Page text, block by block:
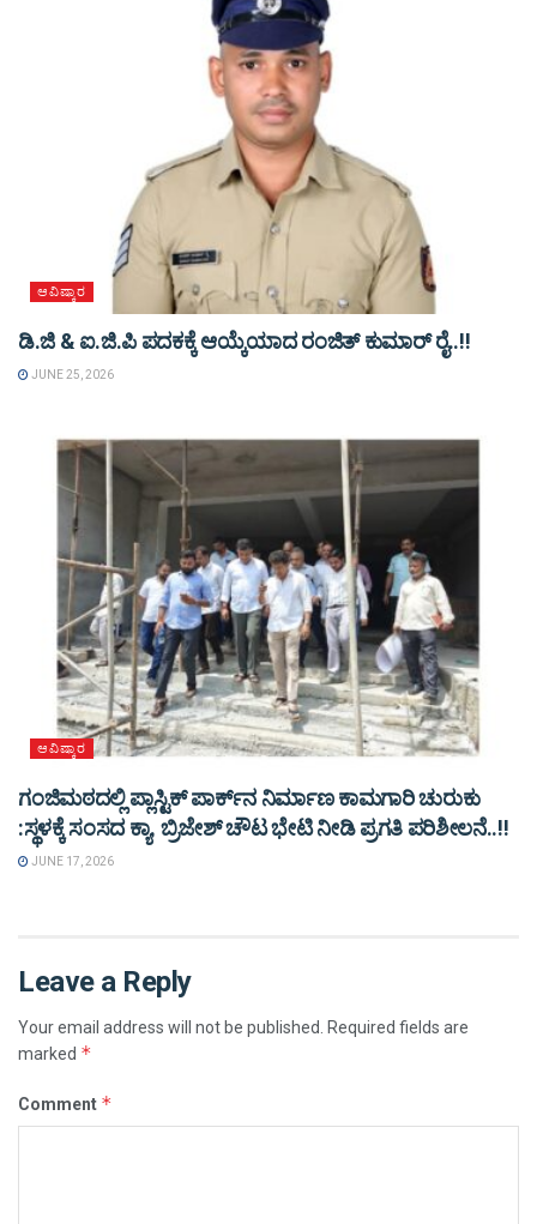
ಆವಿಷ್ಕಾರ
ಡಿ.ಜಿ & ಐ.ಜಿ.ಪಿ ಪದಕಕ್ಕೆ ಆಯ್ಕೆಯಾದ ರಂಜಿತ್ ಕುಮಾರ್ ರೈ..!!
JUNE 25, 2026
ಆವಿಷ್ಕಾರ
ಗಂಜಿಮಠದಲ್ಲಿ ಪ್ಲಾಸ್ಟಿಕ್‌ ಪಾರ್ಕ್‌ನ ನಿರ್ಮಾಣ ಕಾಮಗಾರಿ ಚುರುಕು
:ಸ್ಥಳಕ್ಕೆ ಸಂಸದ ಕ್ಯಾ. ಬ್ರಿಜೇಶ್ ಚೌಟ ಭೇಟಿ ನೀಡಿ ಪ್ರಗತಿ ಪರಿಶೀಲನೆ..!!
JUNE 17, 2026
Leave a Reply
Your email address will not be published.
Required fields are
marked *
Comment *